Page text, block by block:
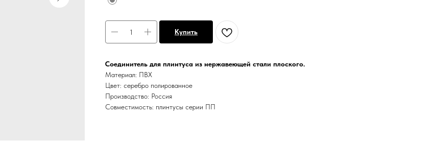
Купить
Соединитель для плинтуса из нержавеющей стали плоского.
Материал: ПВХ
Цвет: серебро полированное
Производство: Россия
Совместимость: плинтусы серии ПП